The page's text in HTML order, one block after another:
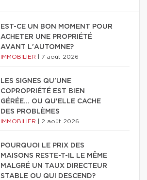
EST-CE UN BON MOMENT POUR
ACHETER UNE PROPRIÉTÉ
AVANT L'AUTOMNE?
IMMOBILIER 7 août 2026
LES SIGNES QU'UNE
COPROPRIÉTÉ EST BIEN
GÉRÉE… OU QU'ELLE CACHE
DES PROBLÈMES
IMMOBILIER 2 août 2026
POURQUOI LE PRIX DES
MAISONS RESTE-T-IL LE MÊME
MALGRÉ UN TAUX DIRECTEUR
STABLE OU QUI DESCEND?